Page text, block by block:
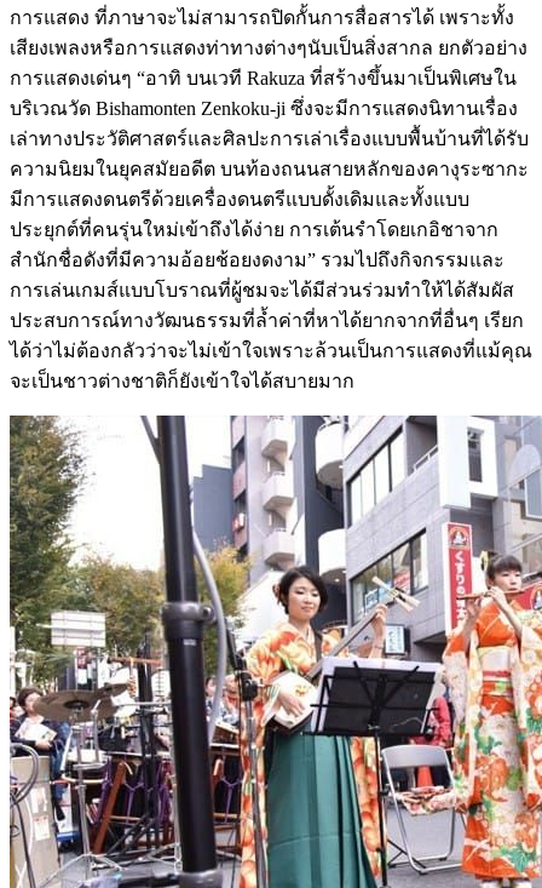
การแสดง ที่ภาษาจะไม่สามารถปิดกั้นการสื่อสารได้ เพราะทั้ง
เสียงเพลงหรือการแสดงท่าทางต่างๆนับเป็นสิ่งสากล ยกตัวอย่าง
การแสดงเด่นๆ “อาทิ บนเวที Rakuza ที่สร้างขึ้นมาเป็นพิเศษใน
บริเวณวัด Bishamonten Zenkoku-ji ซึ่งจะมีการแสดงนิทานเรื่อง
เล่าทางประวัติศาสตร์และศิลปะการเล่าเรื่องแบบพื้นบ้านที่ได้รับ
ความนิยมในยุคสมัยอดีต บนท้องถนนสายหลักของคางุระซากะ
มีการแสดงดนตรีด้วยเครื่องดนตรีแบบดั้งเดิมและทั้งแบบ
ประยุกต์ที่คนรุ่นใหม่เข้าถึงได้ง่าย การเต้นรำโดยเกอิชาจาก
สำนักชื่อดังที่มีความอ้อยช้อยงดงาม” รวมไปถึงกิจกรรมและ
การเล่นเกมส์แบบโบราณที่ผู้ชมจะได้มีส่วนร่วมทำให้ได้สัมผัส
ประสบการณ์ทางวัฒนธรรมที่ล้ำค่าที่หาได้ยากจากที่อื่นๆ เรียก
ได้ว่าไม่ต้องกลัวว่าจะไม่เข้าใจเพราะล้วนเป็นการแสดงที่แม้คุณ
จะเป็นชาวต่างชาติก็ยังเข้าใจได้สบายมาก